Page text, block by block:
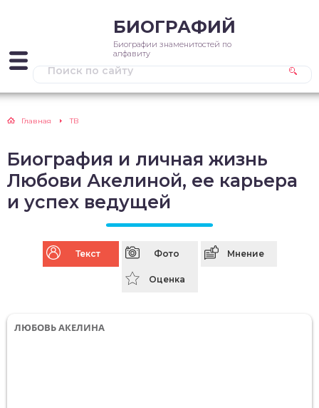
БИОГРАФИЙ
Биографии знаменитостей по
алфавиту
Главная ТВ
Биография и личная жизнь
Любови Акелиной, ее карьера
и успех ведущей
Текст Фото Мнение
Оценка
ЛЮБОВЬ АКЕЛИНА